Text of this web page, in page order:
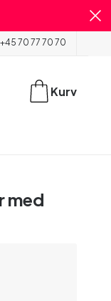
+45 70 77 70 70
Kurv
med